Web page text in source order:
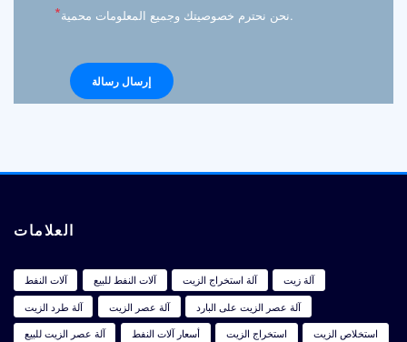
* نحن نحترم خصوصيتك وجميع المعلومات محمية.
العلامات
آلات النفط آلات النفط للبيع آلة استخراج الزيت
آلة زيت
آلة طرد الزيت
آلة عصر الزيت
آلة عصر الزيت على البارد
آلة عصر الزيت للبيع
أسعار آلات النفط استخراج الزيت
استخلاص الزيت